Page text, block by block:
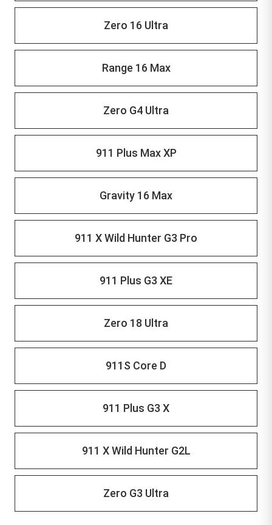
Zero 16 Ultra
Range 16 Max
Zero G4 Ultra
911 Plus Max XP
Gravity 16 Max
911 X Wild Hunter G3 Pro
911 Plus G3 XE
Zero 18 Ultra
911S Core D
911 Plus G3 X
911 X Wild Hunter G2L
Zero G3 Ultra